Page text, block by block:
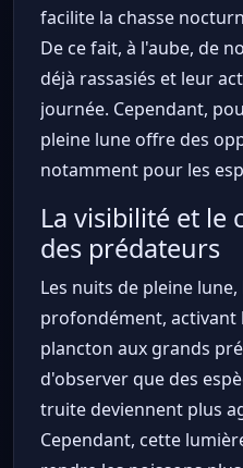
facilite la chasse
De ce fait, à l'aube, de
déjà rassasiés et leur
journée. Cependant,
pleine lune offre des
notamment pour les
La visibilité et le
des prédateurs
Les nuits de pleine
profondément, activant
plancton aux grands
d'observer que des
truite deviennent plus
Cependant, cette